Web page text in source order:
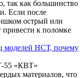
так как большинство
Если после
острый или
привести к поломке
моделей НСТ, почему
55 «КВТ»
материалов, что